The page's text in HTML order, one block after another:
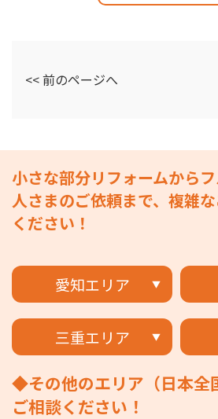
<< 前のページへ
小さな部分リフォームから
人さまのご依頼まで、複雑
ください！
愛知エリア
三重エリア
◆その他のエリア（日本全
ご相談ください！